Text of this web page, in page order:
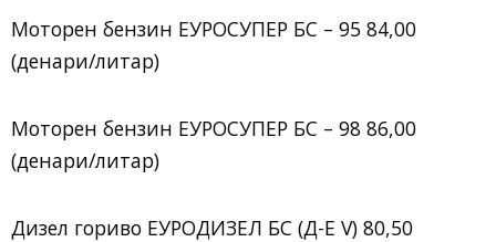
Моторен бензин ЕУРОСУПЕР БС – 95 84,00
(денари/литар)
Моторен бензин ЕУРОСУПЕР БС – 98 86,00
(денари/литар)
Дизел гориво ЕУРОДИЗЕЛ БС (Д-Е V) 80,50